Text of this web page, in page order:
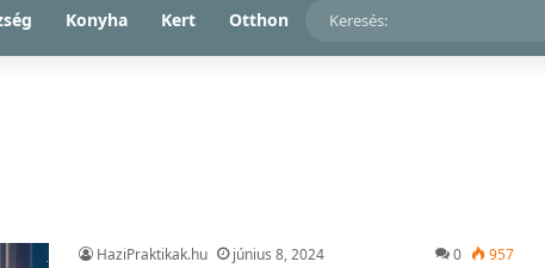
Konyha Kert Otthon
HaziPraktikak.hu június 8, 2024 0 957